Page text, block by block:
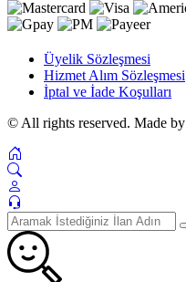
Üyelik Sözleşmesi
Hizmet Alım Sözleşmesi
İptal ve İade Koşulları
© All rights reserved. Made by